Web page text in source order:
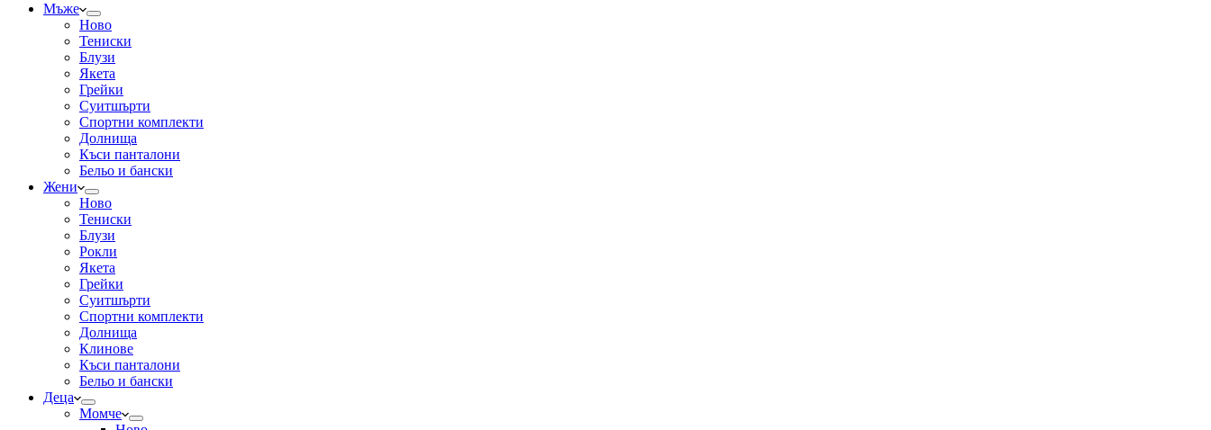
Мъже
Ново
Тениски
Блузи
Якета
Грейки
Суитшърти
Спортни комплекти
Долнища
Къси панталони
Бельо и бански
Жени
Ново
Тениски
Блузи
Рокли
Якета
Грейки
Суитшърти
Спортни комплекти
Долнища
Клинове
Къси панталони
Бельо и бански
Деца
Момче